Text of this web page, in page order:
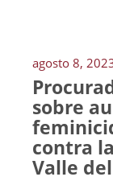
agosto 8,
sobre
contra
Valle